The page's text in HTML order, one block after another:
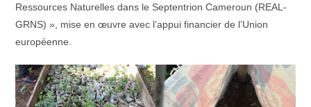
Ressources Naturelles dans le Septentrion Cameroun (REAL-
GRNS) », mise en œuvre avec l’appui financier de l’Union
européenne.